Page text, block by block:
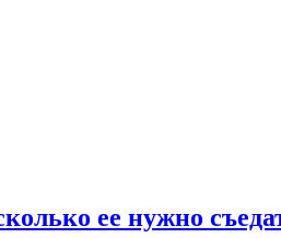
ее нужно